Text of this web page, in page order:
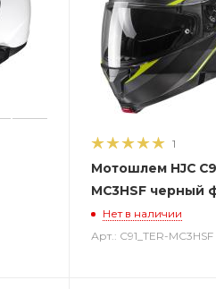
1
Мотошлем HJC
MC3HSF черный
Нет в наличии
Арт.: C91_TER-